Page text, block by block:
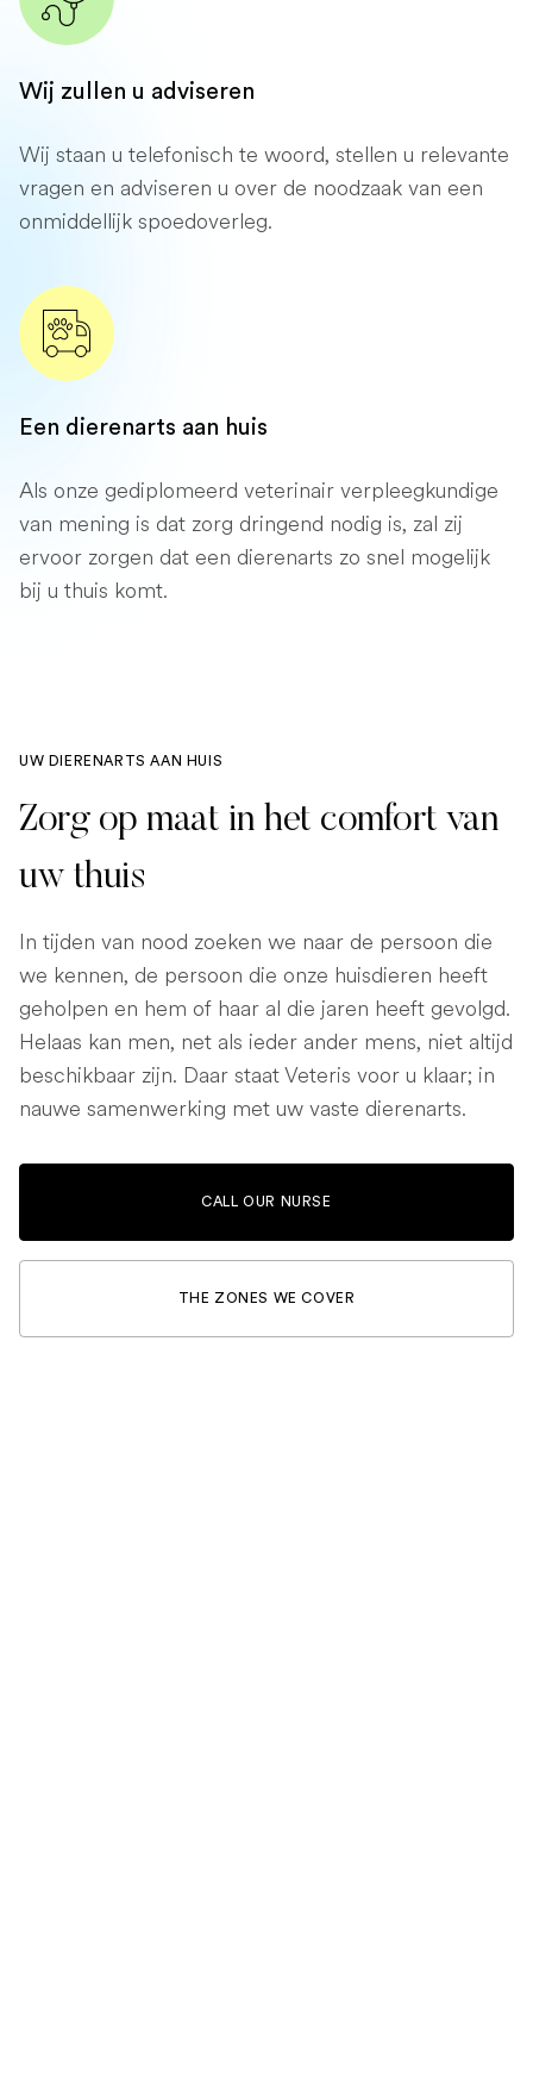
Wij zullen u adviseren
Wij staan ​​u telefonisch te woord, stellen u relevante
vragen en adviseren u over de noodzaak van een
onmiddellijk spoedoverleg.
Een dierenarts aan huis
Als onze gediplomeerd veterinair verpleegkundige
van mening is dat zorg dringend nodig is, zal zij
ervoor zorgen dat een dierenarts zo snel mogelijk
bij u thuis komt.
UW DIERENARTS AAN HUIS
Zorg op maat in het comfort van
uw thuis
In tijden van nood zoeken we naar de persoon die
we kennen, de persoon die onze huisdieren heeft
geholpen en hem of haar al die jaren heeft gevolgd.
Helaas kan men, net als ieder ander mens, niet altijd
beschikbaar zijn. Daar staat Veteris voor u klaar; in
nauwe samenwerking met uw vaste dierenarts.
CALL OUR NURSE
THE ZONES WE COVER